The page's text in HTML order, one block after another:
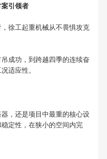
引领者
徐工起重机械从不畏惧攻克
成功，到跨越四季的连续奋
适应性。
，还是项目中最重的核心设
定性，在狭小的空间内完